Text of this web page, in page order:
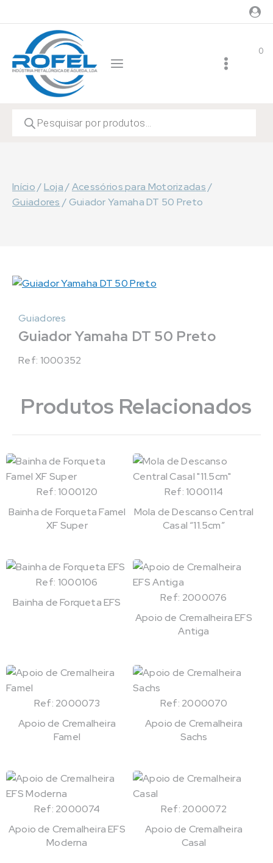
to
content
0
search
Início/Loja /Acessórios para Motorizadas /
Guiadores /Guiador Yamaha DT 50 Preto
Guiadores
Guiador Yamaha DT 50 Preto
Ref: 1000352
Produtos Relacionados
Ref: 1000120
Bainha de Forqueta Famel
XF Super
Ref: 1000114
Mola de Descanso Central
Casal “11.5cm”
Ref: 1000106
Bainha de Forqueta EFS
Ref: 2000076
Apoio de Cremalheira EFS
Antiga
Ref: 2000073
Apoio de Cremalheira
Famel
Ref: 2000070
Apoio de Cremalheira
Sachs
Ref: 2000074
Apoio de Cremalheira EFS
Moderna
Ref: 2000072
Apoio de Cremalheira
Casal